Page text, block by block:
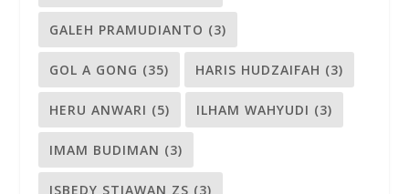
GALEH PRAMUDIANTO (3)
GOL A GONG (35) HARIS HUDZAIFAH (3)
HERU ANWARI (5) ILHAM WAHYUDI (3)
IMAM BUDIMAN (3)
ISBEDY STIAWAN ZS (3)